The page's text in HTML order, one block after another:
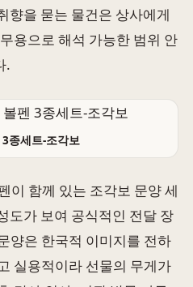
향을 묻는 물건은 상사에게
용으로 해석 가능한 범위 안
.
종세트-조각보
이 함께 있는 조각보 문양 세
도가 보여 공식적인 전달 장
양은 한국적 이미지를 전하
실용적이라 선물의 무게가